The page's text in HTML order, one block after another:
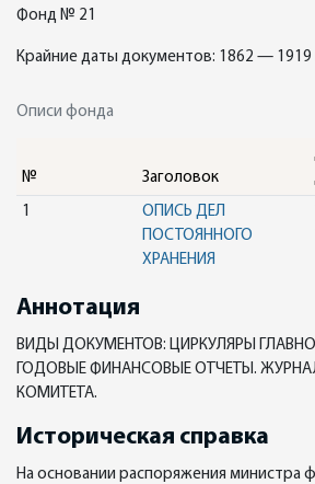
Фонд № 21
Крайние даты документов: 1862 — 1919
Описи фонда
№ Заголовок
1
ОПИСЬ ДЕЛ
ПОСТОЯННОГО
ХРАНЕНИЯ
Аннотация
ВИДЫ ДОКУМЕНТОВ: ЦИРКУЛЯРЫ
ГОДОВЫЕ ФИНАНСОВЫЕ ОТЧЕТЫ.
КОМИТЕТА.
Историческая справка
На основании распоряжения министра